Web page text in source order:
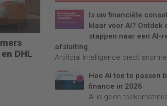
DHL
Is uw financiële
klaar voor AI? Ontdek
stappen naar een AI-
afsluiting
Artificial Intelligence biedt
Hoe AI toe te passen
finance in 2026
AI is geen